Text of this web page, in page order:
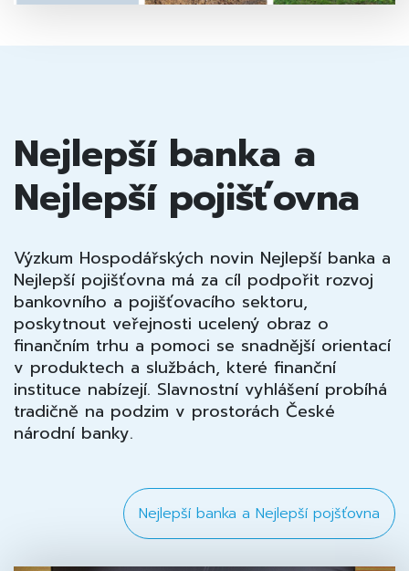
Nejlepší banka a
Nejlepší pojišťovna
Výzkum Hospodářských novin Nejlepší banka a
Nejlepší pojišťovna má za cíl podpořit rozvoj
bankovního a pojišťovacího sektoru,
poskytnout veřejnosti ucelený obraz o
finančním trhu a pomoci se snadnější orientací
v produktech a službách, které finanční
instituce nabízejí. Slavnostní vyhlášení probíhá
tradičně na podzim v prostorách České
národní banky.
Nejlepší banka a Nejlepší pojšťovna